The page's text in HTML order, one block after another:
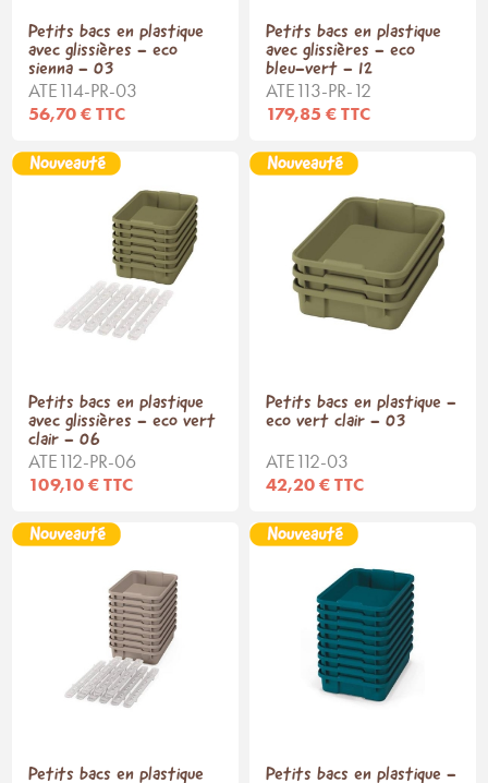
Petits bacs en plastique
avec glissières - eco
sienna - 03
ATE114-PR-03
56,70 € TTC
Petits bacs en plastique
avec glissières - eco
bleu-vert - 12
ATE113-PR-12
179,85 € TTC
Petits bacs en plastique
avec glissières - eco vert
clair - 06
ATE112-PR-06
109,10 € TTC
Petits bacs en plastique -
eco vert clair - 03
ATE112-03
42,20 € TTC
Petits bacs en plastique
Petits bacs en plastique -